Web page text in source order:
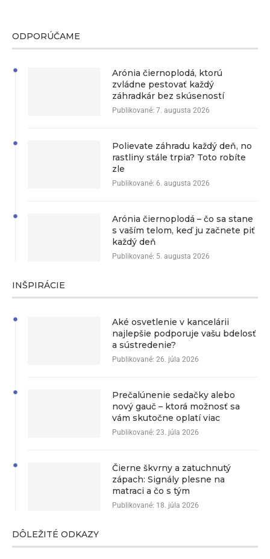
ODPORÚČAME
Arónia čiernoplodá, ktorú
zvládne pestovať každý
záhradkár bez skúseností
Publikované: 7. augusta 2026
Polievate záhradu každý deň, no
rastliny stále trpia? Toto robíte
zle
Publikované: 6. augusta 2026
Arónia čiernoplodá – čo sa stane
s vaším telom, keď ju začnete piť
každý deň
Publikované: 5. augusta 2026
INŠPIRÁCIE
Aké osvetlenie v kancelárii
najlepšie podporuje vašu bdelosť
a sústredenie?
Publikované: 26. júla 2026
Prečalúnenie sedačky alebo
nový gauč – ktorá možnosť sa
vám skutočne oplatí viac
Publikované: 23. júla 2026
Čierne škvrny a zatuchnutý
zápach: Signály plesne na
matraci a čo s tým
Publikované: 18. júla 2026
DÔLEŽITÉ ODKAZY